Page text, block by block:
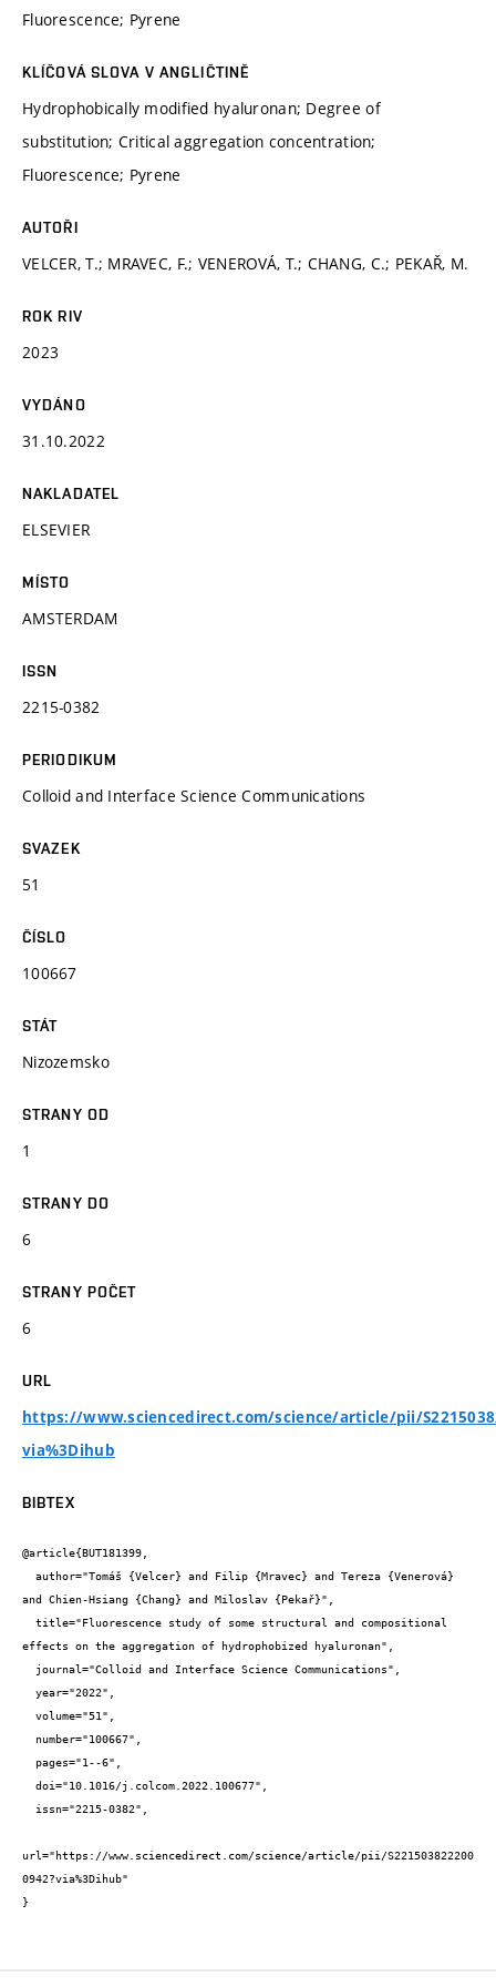
Fluorescence; Pyrene
KLÍČOVÁ SLOVA V ANGLIČTINĚ
Hydrophobically modified hyaluronan; Degree of
substitution; Critical aggregation concentration;
Fluorescence; Pyrene
AUTOŘI
VELCER, T.; MRAVEC, F.; VENEROVÁ, T.; CHANG, C.; PEKAŘ, M.
ROK RIV
2023
VYDÁNO
31.10.2022
NAKLADATEL
ELSEVIER
MÍSTO
AMSTERDAM
ISSN
2215-0382
PERIODIKUM
Colloid and Interface Science Communications
SVAZEK
51
ČÍSLO
100667
STÁT
Nizozemsko
STRANY OD
1
STRANY DO
6
STRANY POČET
6
URL
https://www.sciencedirect.com/science/article/pii/
via%3Dihub
BIBTEX
@article{BUT181399,
and Chien-Hsiang {Chang} and Miloslav {Pekař}",
effects on the aggregation of hydrophobized hyaluronan",
url="https://www.sciencedirect.com/science/article/pii/S221503822200
0942?via%3Dihub"
}